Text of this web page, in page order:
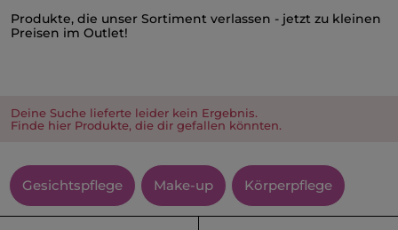
Produkte, die unser Sortiment verlassen - jetzt zu kleinen
Preisen im Outlet!
Deine Suche lieferte leider kein Ergebnis.
Finde hier Produkte, die dir gefallen könnten.
Gesichtspflege Make-up Körperpflege